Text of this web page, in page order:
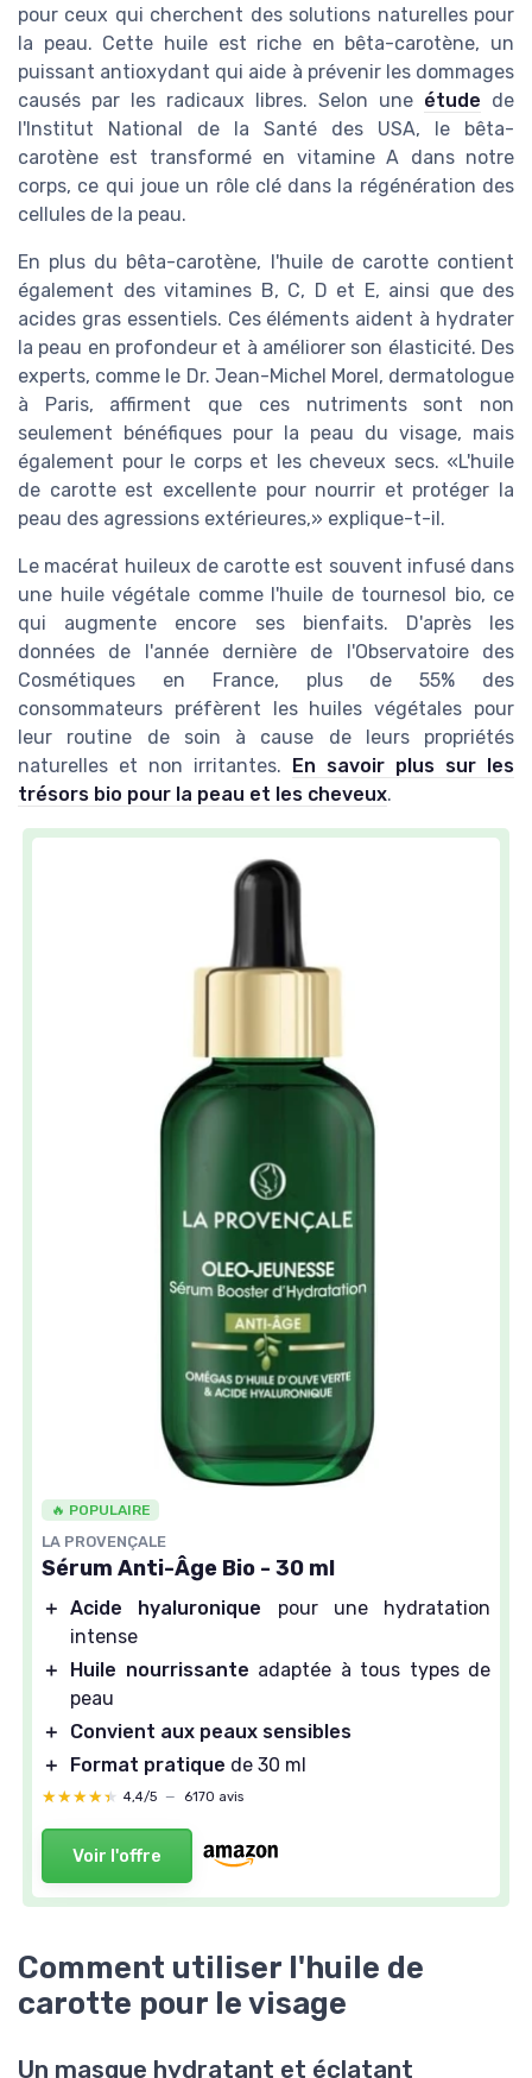
pour ceux qui cherchent des solutions naturelles pour
la peau. Cette huile est riche en bêta-carotène, un
puissant antioxydant qui aide à prévenir les dommages
causés par les radicaux libres. Selon une étude de
l'Institut National de la Santé des USA, le bêta-
carotène est transformé en vitamine A dans notre
corps, ce qui joue un rôle clé dans la régénération des
cellules de la peau.
En plus du bêta-carotène, l'huile de carotte contient
également des vitamines B, C, D et E, ainsi que des
acides gras essentiels. Ces éléments aident à hydrater
la peau en profondeur et à améliorer son élasticité. Des
experts, comme le Dr. Jean-Michel Morel, dermatologue
à Paris, affirment que ces nutriments sont non
seulement bénéfiques pour la peau du visage, mais
également pour le corps et les cheveux secs. «L'huile
de carotte est excellente pour nourrir et protéger la
peau des agressions extérieures,» explique-t-il.
Le macérat huileux de carotte est souvent infusé dans
une huile végétale comme l'huile de tournesol bio, ce
qui augmente encore ses bienfaits. D'après les
données de l'année dernière de l'Observatoire des
Cosmétiques en France, plus de 55% des
consommateurs préfèrent les huiles végétales pour
leur routine de soin à cause de leurs propriétés
naturelles et non irritantes.
En savoir plus sur les
trésors bio pour la peau et les cheveux.
🔥 POPULAIRE
LA PROVENÇALE
Sérum Anti-Âge Bio - 30 ml
＋ Acide hyaluronique pour une hydratation
intense
＋
Huile nourrissante adaptée à tous types de
peau
＋
Convient aux peaux sensibles
＋
Format pratique de 30 ml
★★★★★
★★★★★ 4,4/5 — 6170 avis
Voir l'offre
Comment utiliser l'huile de
carotte pour le visage
Un masque hydratant et éclatant